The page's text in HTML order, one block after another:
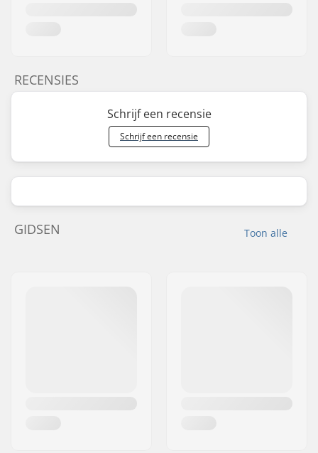
RECENSIES
Schrijf een recensie
Schrijf een recensie
Toon alle
GIDSEN